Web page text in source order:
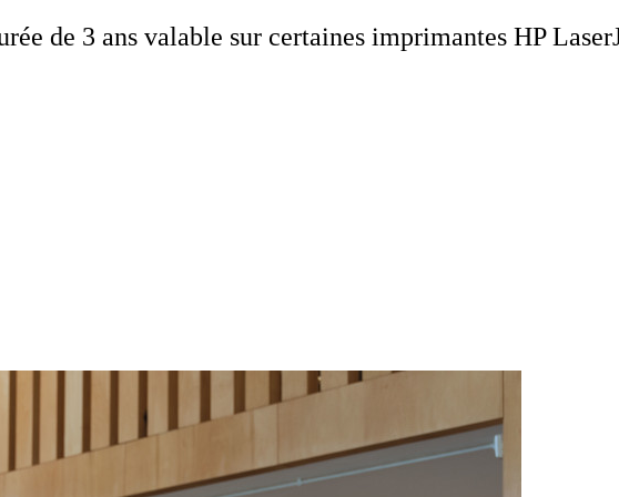
de 3 ans valable sur certaines imprimantes HP